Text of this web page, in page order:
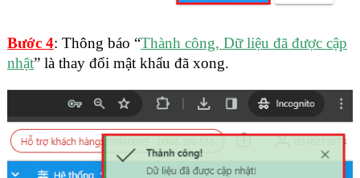
Bước 4: Thông báo “Thành công, Dữ liệu đã được cập
nhật” là thay đổi mật khẩu đã xong.